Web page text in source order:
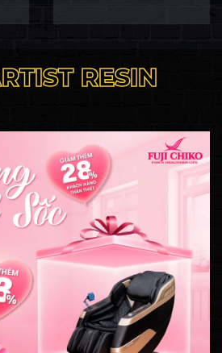
RESIN